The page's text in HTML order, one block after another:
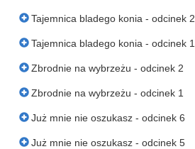
Tajemnica bladego konia - odcinek 2
Tajemnica bladego konia - odcinek 1
Zbrodnie na wybrzeżu - odcinek 2
Zbrodnie na wybrzeżu - odcinek 1
Już mnie nie oszukasz - odcinek 6
Już mnie nie oszukasz - odcinek 5